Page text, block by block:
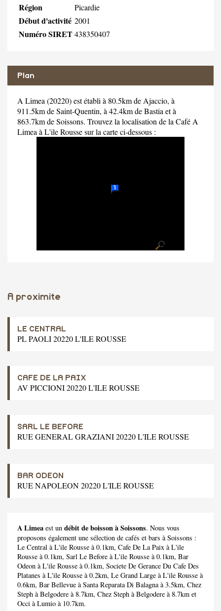
Région Picardie
Début d'activité 2001
Numéro SIRET438350407
Plan
A Limea (20220) est établi à 80.5km de Ajaccio, à
911.5km de Saint-Quentin, à 42.4km de Bastia et à
863.7km de Soissons. Trouvez la localisation de la Café A
Limea à L'ile Rousse sur la carte ci-dessous :
A proximite
LE CENTRAL
PL PAOLI 20220 L'ILE ROUSSE
CAFE DE LA PAIX
AV PICCIONI 20220 L'ILE ROUSSE
SARL LE BEFORE
RUE GENERAL GRAZIANI 20220 L'ILE ROUSSE
BAR ODEON
RUE NAPOLEON 20220 L'ILE ROUSSE
A Limea est un débit de boisson à Soissons. Nous vous
proposons également une sélection de cafés et bars à Soissons :
Le Central à L'ile Rousse à 0.1km, Cafe De La Paix à L'ile
Rousse à 0.1km, Sarl Le Before à L'ile Rousse à 0.1km, Bar
Odeon à L'ile Rousse à 0.1km, Societe De Gerance Du Cafe Des
Platanes à L'ile Rousse à 0.2km, Le Grand Large à L'ile Rousse à
0.6km, Bar Bellevue à Santa Reparata Di Balagna à 3.5km, Chez
Steph à Belgodere à 8.7km, Chez Steph à Belgodere à 8.7km et
Occi à Lumio à 10.7km.